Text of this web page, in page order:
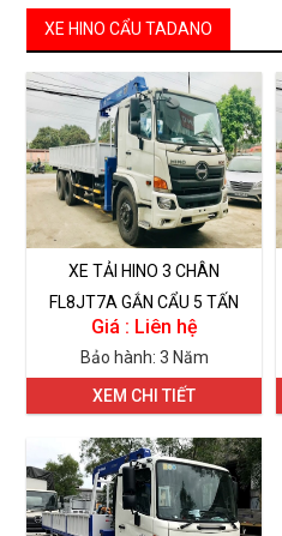
XE HINO CẨU TADANO
XE TẢI HINO 3 CHÂN
FL8JT7A GẮN CẨU 5 TẤN
TADANO TM-ZE503H
Giá : Liên hệ
Bảo hành: 3 Năm
XEM CHI TIẾT